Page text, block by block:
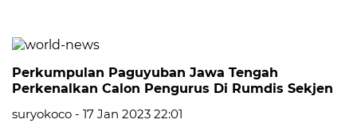
Perkumpulan Paguyuban Jawa Tengah
Perkenalkan Calon Pengurus Di Rumdis Sekjen
suryokoco - 17 Jan 2023 22:01